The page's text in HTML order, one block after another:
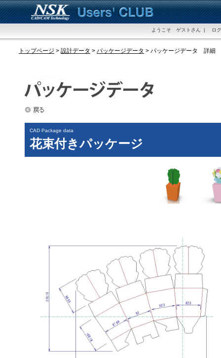
ようこそ ゲストさん | ロ
トップページ > 設計データ > パッケージデータ > パッケージデータ 詳細
CAD Package data
花束付きパッケージ